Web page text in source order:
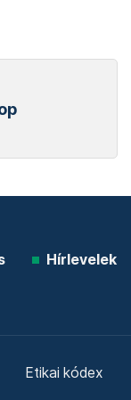
Hírlevelek
Etikai kódex